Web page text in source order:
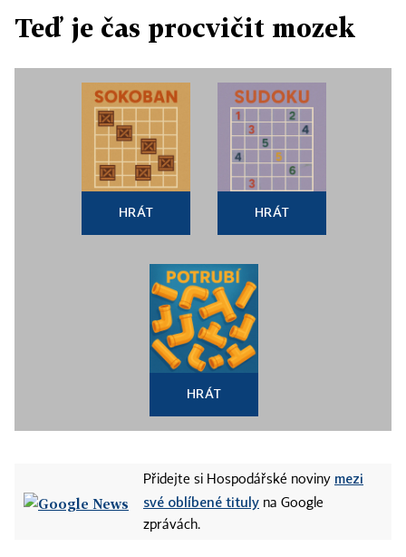
Teď je čas procvičit mozek
HRÁT HRÁT
HRÁT
Přidejte si Hospodářské noviny mezi
své oblíbené tituly na Google
zprávách.